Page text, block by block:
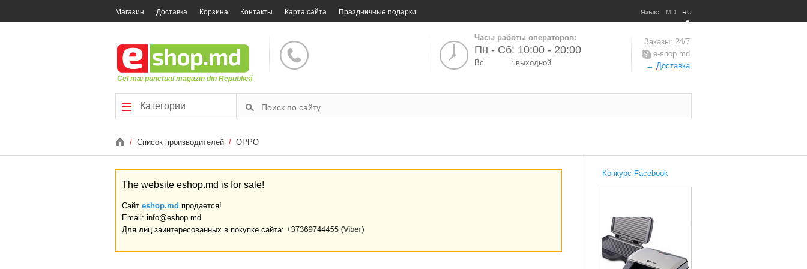
Магазин Доставка Корзина Контакты Карта сайта Праздничные подарки Язык: MD RU
Cel mai punctual magazin din Republică
Часы работы операторов:
Пн - Сб: 10:00 - 20:00
Вс : выходной
Заказы: 24/7
e-shop.md
→ Доставка
Категории
/ Список производителей / OPPO
The website eshop.md is for sale!
Сайт eshop.md продается!
Email: info@eshop.md
Для лиц заинтересованных в покупке сайта:
Конкурс Facebook